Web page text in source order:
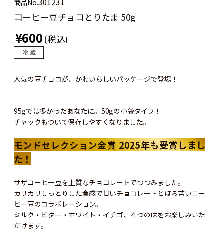
商品No.
コーヒー豆チョコとりたま 50g
¥600 (税込)
人気の豆チョコが、かわいらしいパッケージで登場！
95gでは多かったあなたに。50gの小袋タイプ！
チャックもついて保存しやすくなりました。
モンドセレクション金賞 2025年も受賞しまし
た！
サザコーヒー豆を上質なチョコレートでつつみました。
カリカリしっとりした食感で甘いチョコレートとほろ苦いコー
ヒー豆のコラボレーション。
ミルク・ビター・ホワイト・イチゴ、４つの味をお楽しみいた
だけます。